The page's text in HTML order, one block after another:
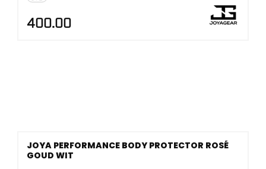
400.00
JOYA PERFORMANCE BODY PROTECTOR ROSÉ
GOUD WIT